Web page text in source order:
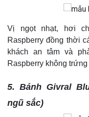
Vị ngọt nhạt, hơi
Raspberry đồng thời
khách an tâm và
Raspberry không trứng
5. BánhGivral
ngũ sắc)